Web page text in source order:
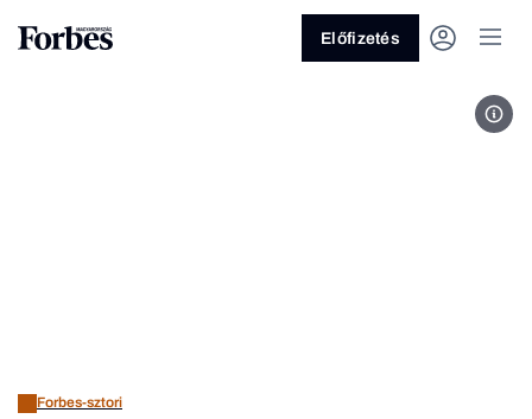
Üzlet
Előfizetés
Forbes-sztori